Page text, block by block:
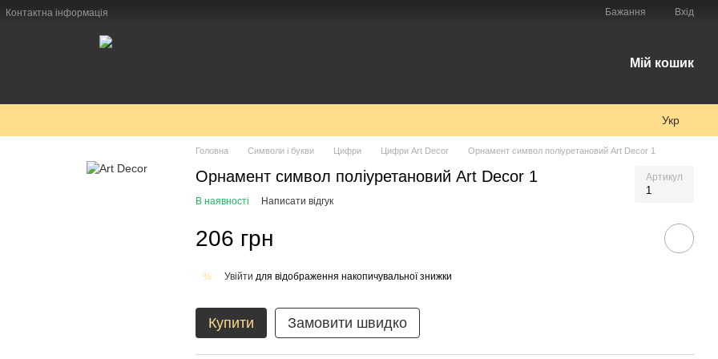
Контактна інформація Бажання Вхід
Мій кошик
Укр
Головна Символи і букви Цифри Цифри Art Decor Орнамент символ поліуретановий Art Decor 1
Орнамент символ поліуретановий Art Decor 1 Артикул
1
В наявності Написати відгук
206 грн
% Увійти для відображення накопичувальної знижки
Купити Замовити швидко